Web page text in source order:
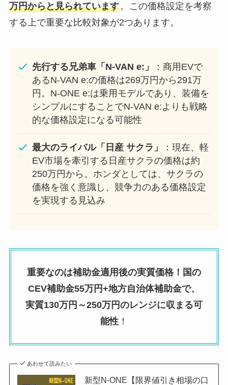
万円からと見られています。この価格設定を考察
する上で重要な比較対象が2つあります。
先行する兄弟車「N-VAN e:」
：商用EVで
あるN-VAN e:の価格は269万円から291万
円。N-ONE e:は乗用モデルであり、装備を
シンプルにすることでN-VAN e:よりも戦略
的な価格設定になる可能性
最大のライバル「日産 サクラ」
：現在、軽
EV市場を牽引する日産サクラの価格は約
250万円から。ホンダとしては、サクラの
価格を強く意識し、競争力のある価格設定
を実現する見込み
重要なのは補助金適用後の実質価格！国の
CEV補助金55万円+地方自治体補助金で、
実質130万円～250万円のレンジに収まる可
能性 ！
あわせて読みたい
新型N-ONE【限界値引き相場の口